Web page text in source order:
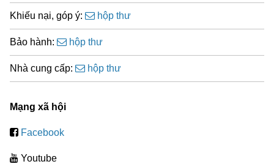
Khiếu nại, góp ý: hộp thư
Bảo hành: hộp thư
Nhà cung cấp: hộp thư
Mạng xã hội
Facebook
Youtube